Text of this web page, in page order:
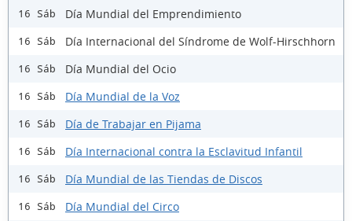
16 Sáb Día Mundial del Emprendimiento
16 Sáb Día Internacional del Síndrome de Wolf-Hirschhorn
16 Sáb Día Mundial del Ocio
16 Sáb Día Mundial de la Voz
16 Sáb Día de Trabajar en Pijama
16 Sáb Día Internacional contra la Esclavitud Infantil
16 Sáb Día Mundial de las Tiendas de Discos
16 Sáb Día Mundial del Circo